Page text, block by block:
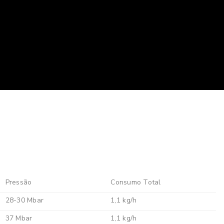
Pressão
Consumo Total
28-30 Mbar
1,1 kg/h
37 Mbar 1,1 kg/h